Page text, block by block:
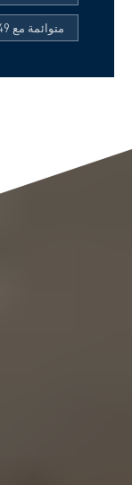
متوائمة مع IATF 16949